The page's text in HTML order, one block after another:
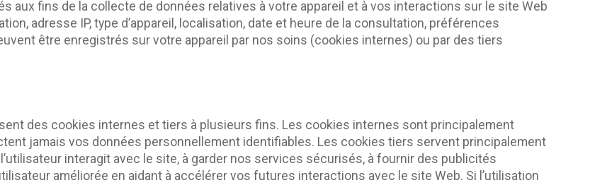
aux fins de la collecte de données relatives à votre appareil et à vos interactions sur le site Web
adresse IP, type d’appareil, localisation, date et heure de la consultation, préférences
être enregistrés sur votre appareil par nos soins (cookies internes) ou par des tiers
des cookies internes et tiers à plusieurs fins. Les cookies internes sont principalement
jamais vos données personnellement identifiables. Les cookies tiers servent principalement
interagit avec le site, à garder nos services sécurisés, à fournir des publicités
améliorée en aidant à accélérer vos futures interactions avec le site Web. Si l’utilisation